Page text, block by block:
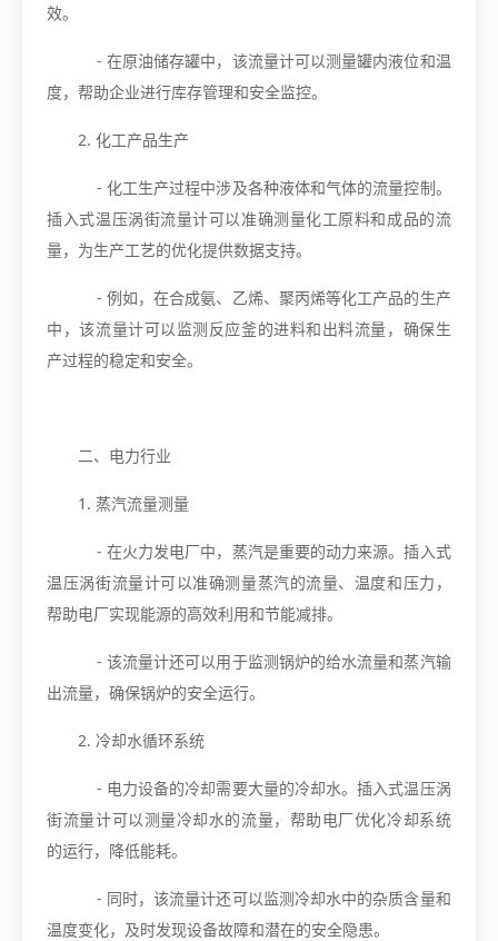
效。
- 在原油储存罐中，该流量计可以测量罐内液位和温
度，帮助企业进行库存管理和安全监控。
2. 化工产品生产
- 化工生产过程中涉及各种液体和气体的流量控制。
插入式温压涡街流量计可以准确测量化工原料和成品的流
量，为生产工艺的优化提供数据支持。
- 例如，在合成氨、乙烯、聚丙烯等化工产品的生产
中，该流量计可以监测反应釜的进料和出料流量，确保生
产过程的稳定和安全。
二、电力行业
1. 蒸汽流量测量
- 在火力发电厂中，蒸汽是重要的动力来源。插入式
温压涡街流量计可以准确测量蒸汽的流量、温度和压力，
帮助电厂实现能源的高效利用和节能减排。
- 该流量计还可以用于监测锅炉的给水流量和蒸汽输
出流量，确保锅炉的安全运行。
2. 冷却水循环系统
- 电力设备的冷却需要大量的冷却水。插入式温压涡
街流量计可以测量冷却水的流量，帮助电厂优化冷却系统
的运行，降低能耗。
- 同时，该流量计还可以监测冷却水中的杂质含量和
温度变化，及时发现设备故障和潜在的安全隐患。